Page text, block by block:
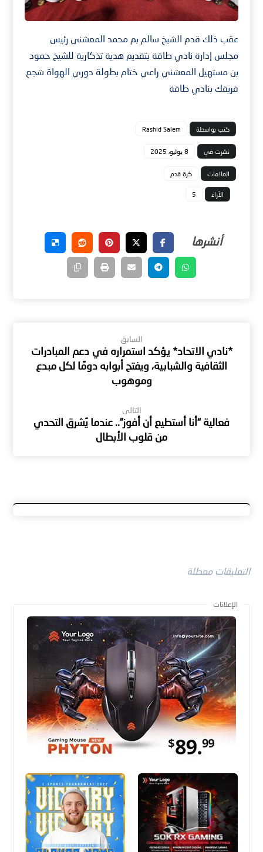
عقب ذلك قدم الشيخ سالم بم محمد المعشني رئيس
مجلس إدارة نادي طاقة بتقديم هدية تذكارية للشيخ حمود
بن مستهيل المعشني راعي ختام بطولة دوري الهواة شجع
فريقك بنادي طاقة
كتب بواسطة Rashid Salem
نشرت في 8 يوليو، 2025
العلامات كرة قدم
الآراء 5
السابق
*نادي الاتحاد* يؤكد استمراره في دعم المبادرات
الثقافية والشبابية، ويفتح أبوابه دومًا لكل مبدع
وموهوب
التالى
فعالية “أنا أستطيع أن أفوز”.. عندما يُشرق التحدي
من قلوب الأبطال
التعليقات معطلة
الإعلانات